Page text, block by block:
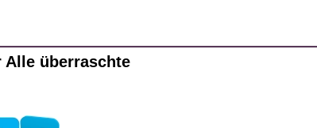
Alle überraschte